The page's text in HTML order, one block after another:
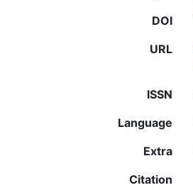
DOI
URL
ISSN
Language
Extra
Citation